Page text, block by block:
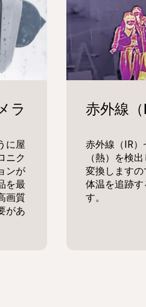
に屋
ニク
ンが
を最
画質
があ
赤外線（IR
（熱）を検
変換します
体温を追跡す
す。